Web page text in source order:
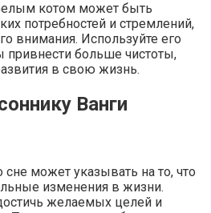
котом может быть
потребностей и стремлений,
внимания. Используйте его
привнести больше чистоты,
в свою жизнь.
Ванги
может указывать на то, что
изменения в жизни.
желаемых целей и